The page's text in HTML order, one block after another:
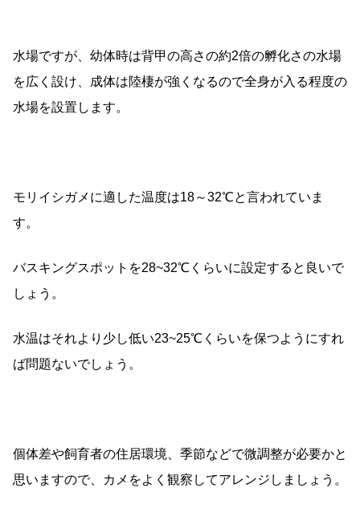
水場ですが、幼体時は背甲の高さの約2倍の孵化さの水場
を広く設け、成体は陸棲が強くなるので全身が入る程度の
水場を設置します。
モリイシガメに適した温度は18～32℃と言われていま
す。
バスキングスポットを28~32℃くらいに設定すると良いで
しょう。
水温はそれより少し低い23~25℃くらいを保つようにすれ
ば問題ないでしょう。
個体差や飼育者の住居環境、季節などで微調整が必要かと
思いますので、カメをよく観察してアレンジしましょう。